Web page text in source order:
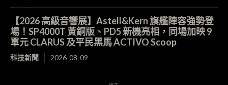
【2026 高級音響展】Astell&Kern 旗艦陣容強勢登
場！SP4000T 黃銅版、PD5 新機亮相，同場加映 9
單元 CLARUS 及平民黑馬 ACTIVO Scoop
科技新聞 2026-08-09